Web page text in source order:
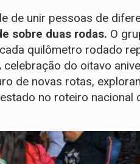
de unir pessoas de
sobre duas rodas. O
quilômetro rodado
do oitavo
de novas rotas,
no roteiro nacional